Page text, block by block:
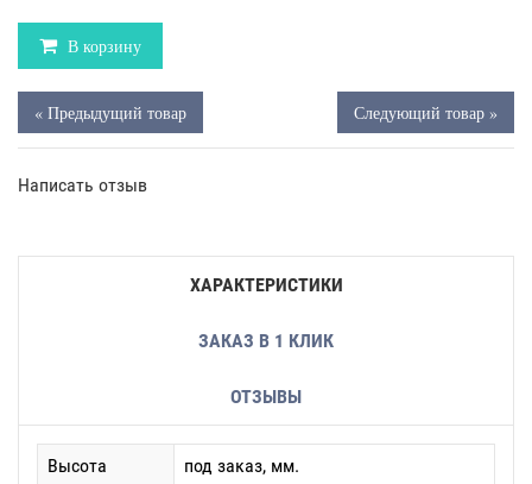
В корзину
« Предыдущий товар Следующий товар »
Написать отзыв
ХАРАКТЕРИСТИКИ
ЗАКАЗ В 1 КЛИК
ОТЗЫВЫ
Высота
под заказ, мм.